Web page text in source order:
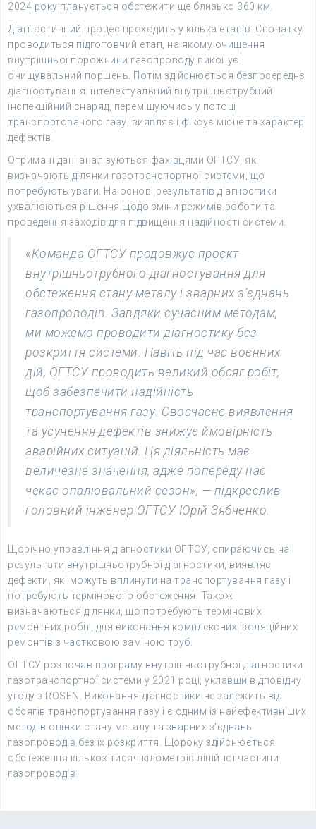
2024 року планується обстежити ще близько 360 км.
Діагностичний процес проходить у кілька етапів. Спочатку
проводиться підготовчий етап, на якому очищення
внутрішньої порожнини газопроводу виконує
очищувальний поршень. Потім здійснюється безпосереднє
діагностування: інтелектуальний внутрішньотрубний
інспекційний снаряд, переміщуючись у потоці
транспортованого газу, виявляє і фіксує місце та характер
дефектів.
Отримані дані аналізуються фахівцями ОГТСУ, які
визначають ділянки газотранспортної системи, що
потребують уваги. На основі результатів діагностики
ухвалюються рішення щодо зміни режимів роботи та
проведення заходів для підвищення надійності системи.
«Команда ОГТСУ продовжує проєкт
внутрішньотрубного діагностування для
обстеження стану металу і зварних з’єднань
газопроводів. Завдяки сучасним методам,
ми можемо проводити діагностику без
розкриття системи. Навіть під час воєнних
дій, ОГТСУ проводить великий обсяг робіт,
щоб забезпечити надійність
транспортування газу. Своєчасне виявлення
та усунення дефектів знижує ймовірність
аварійних ситуацій. Ця діяльність має
величезне значення, адже попереду нас
чекає опалювальний сезон», — підкреслив
головний інженер ОГТСУ Юрій Зябченко.
Щорічно управління діагностики ОГТСУ, спираючись на
результати внутрішньотрубної діагностики, виявляє
дефекти, які можуть вплинути на транспортування газу і
потребують термінового обстеження. Також
визначаються ділянки, що потребують термінових
ремонтних робіт, для виконання комплексних ізоляційних
ремонтів з частковою заміною труб.
ОГТСУ розпочав програму внутрішньотрубної діагностики
газотранспортної системи у 2021 році, уклавши відповідну
угоду з ROSEN. Виконання діагностики не залежить від
обсягів транспортування газу і є одним із найефективніших
методів оцінки стану металу та зварних з’єднань
газопроводів без їх розкриття. Щороку здійснюється
обстеження кількох тисяч кілометрів лінійної частини
газопроводів.